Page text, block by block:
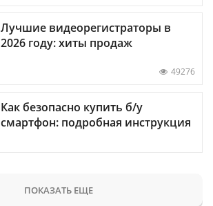
Лучшие видеорегистраторы в
2026 году: хиты продаж
49276
Как безопасно купить б/у
смартфон: подробная инструкция
ПОКАЗАТЬ ЕЩЕ